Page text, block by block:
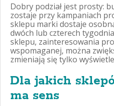
Dobry podział jest prosty:
zostaje przy kampaniach
sklepu marki dostaje
dwóch lub czterech
sklepu, zainteresowania
wspomaganej, można
zmieniają się tylko
Dla jakich
ma sens